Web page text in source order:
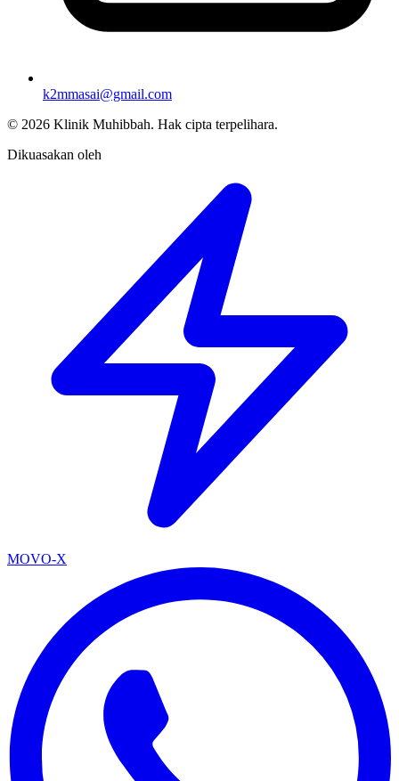
k2mmasai@gmail.com
© 2026 Klinik Muhibbah. Hak cipta terpelihara.
Dikuasakan oleh
MOVO-X